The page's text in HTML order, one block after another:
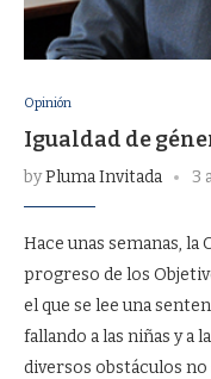
Opinión
Igualdad de
byPluma Invitada 3
Hace unas semanas,
progreso de los
el que se lee una
fallando a las niñas y a
diversos obstáculos no